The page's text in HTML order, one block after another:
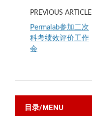
PREVIOUS ARTICLE
Permalab参加二次
科考绩效评价工作
会
目录/MENU